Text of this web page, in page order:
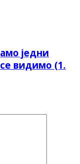
једни
видимо (1.